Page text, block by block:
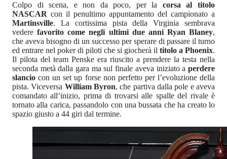
Colpo di scena, e non da poco, per la corsa al titolo
NASCAR con il penultimo appuntamento del campionato a
Martinsville. La cortissima pista della Virginia sembrava
vedere favorito come negli ultimi due anni Ryan Blaney,
che aveva bisogno di un successo per sperare di passare il turno
ed entrare nel poker di piloti che si giocherà il titolo a Phoenix.
Il pilota del team Penske era riuscito a prendere la testa nella
seconda metà dalla gara ma sul finale aveva iniziato a perdere
slancio con un set up forse non perfetto per l’evoluzione della
pista. Viceversa William Byron, che partiva dalla pole e aveva
comandato all’inizio, prima di trovarsi alle spalle del rivale è
tornato alla carica, passandolo con una bussata che ha creato lo
spazio giusto a 44 giri dal termine.